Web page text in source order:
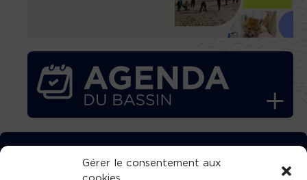
Gérer le consentement aux
TÉLÉCHARGEZ GRATUITEMENT